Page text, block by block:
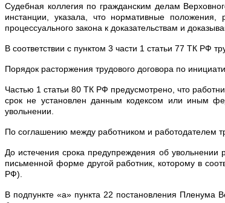
Судебная коллегия по гражданским делам
инстанции, указала, что нормативные
процессуального закона к доказательствам и
В соответствии с пунктом 3 части 1 статьи 77 ТК РФ
Порядок расторжения трудового договора по
Частью 1 статьи 80 ТК РФ предусмотрено, что
срок не установлен данным кодексом или иным
увольнении.
По соглашению между работником и работодателем
До истечения срока предупреждения об
письменной форме другой работник, которому в
РФ).
В подпункте «а» пункта 22 постановления Пленума